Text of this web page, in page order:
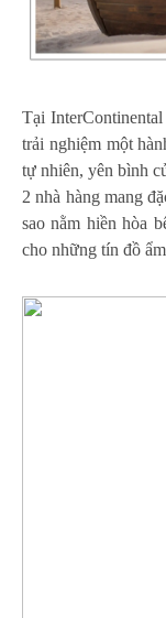
Tại
trải nghiệm một
tự nhiên, yên bình
2 nhà hàng mang
sao nằm hiền hòa
cho những tín đồ